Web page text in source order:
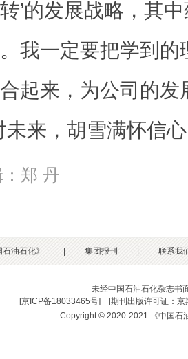
’的发展战略，其
我一定要把学到的
起来，为公司的发
未来，胡雪满怀信
郑 丹
油石化》 集团报刊 联系我
未经中国石油石化杂志书
[京ICP备18033465号] [期刊出版许可证：
Copyright © 2020-2021 《中国石